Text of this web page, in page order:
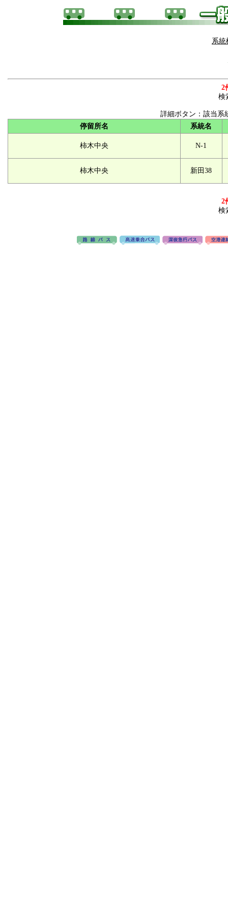
系統
2
検
詳細ボタン：該当系
停留所名
系統名
柿木中央 N-1
柿木中央 新田38
2
検